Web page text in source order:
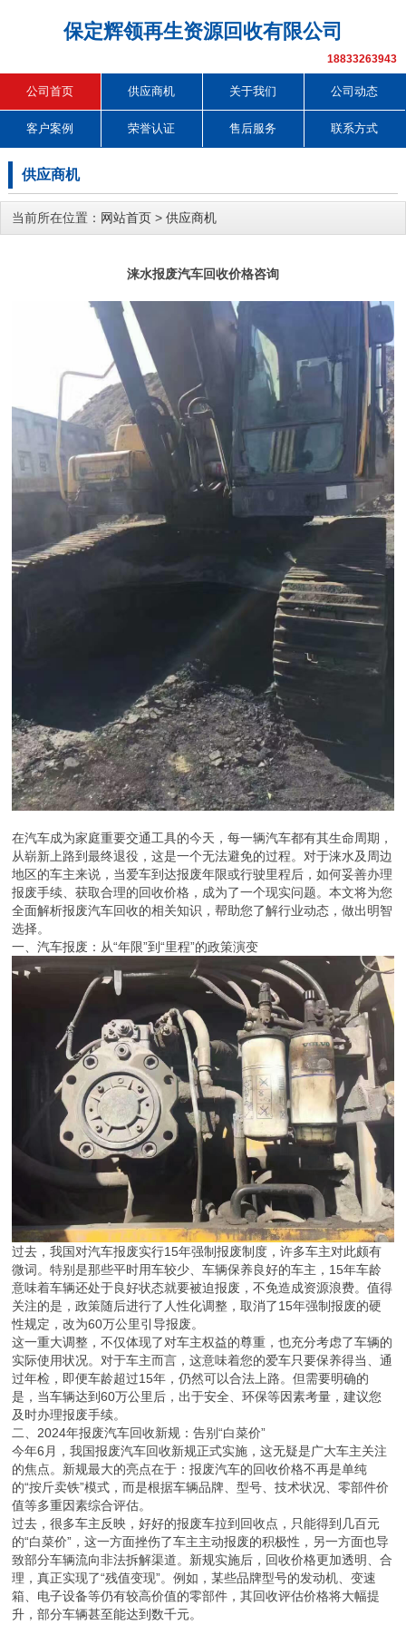
保定辉领再生资源回收有限公司
18833263943
公司首页 供应商机 关于我们 公司动态
客户案例 荣誉认证 售后服务 联系方式
供应商机
当前所在位置： 网站首页 > 供应商机
涞水报废汽车回收价格咨询
在汽车成为家庭重要交通工具的今天，每一辆汽车都有其生命周期，
从崭新上路到最终退役，这是一个无法避免的过程。对于涞水及周边
地区的车主来说，当爱车到达报废年限或行驶里程后，如何妥善办理
报废手续、获取合理的回收价格，成为了一个现实问题。本文将为您
全面解析报废汽车回收的相关知识，帮助您了解行业动态，做出明智
选择。
一、汽车报废：从“年限”到“里程”的政策演变
过去，我国对汽车报废实行15年强制报废制度，许多车主对此颇有
微词。特别是那些平时用车较少、车辆保养良好的车主，15年车龄
意味着车辆还处于良好状态就要被迫报废，不免造成资源浪费。值得
关注的是，政策随后进行了人性化调整，取消了15年强制报废的硬
性规定，改为60万公里引导报废。
这一重大调整，不仅体现了对车主权益的尊重，也充分考虑了车辆的
实际使用状况。对于车主而言，这意味着您的爱车只要保养得当、通
过年检，即便车龄超过15年，仍然可以合法上路。但需要明确的
是，当车辆达到60万公里后，出于安全、环保等因素考量，建议您
及时办理报废手续。
二、2024年报废汽车回收新规：告别“白菜价”
今年6月，我国报废汽车回收新规正式实施，这无疑是广大车主关注
的焦点。新规最大的亮点在于：报废汽车的回收价格不再是单纯
的“按斤卖铁”模式，而是根据车辆品牌、型号、技术状况、零部件价
值等多重因素综合评估。
过去，很多车主反映，好好的报废车拉到回收点，只能得到几百元
的“白菜价”，这一方面挫伤了车主主动报废的积极性，另一方面也导
致部分车辆流向非法拆解渠道。新规实施后，回收价格更加透明、合
理，真正实现了“残值变现”。例如，某些品牌型号的发动机、变速
箱、电子设备等仍有较高价值的零部件，其回收评估价格将大幅提
升，部分车辆甚至能达到数千元。